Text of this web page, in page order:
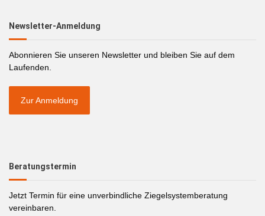
Newsletter-Anmeldung
Abonnieren Sie unseren Newsletter und bleiben Sie auf dem
Laufenden.
Zur Anmeldung
Beratungstermin
Jetzt Termin für eine unverbindliche Ziegelsystemberatung
vereinbaren.